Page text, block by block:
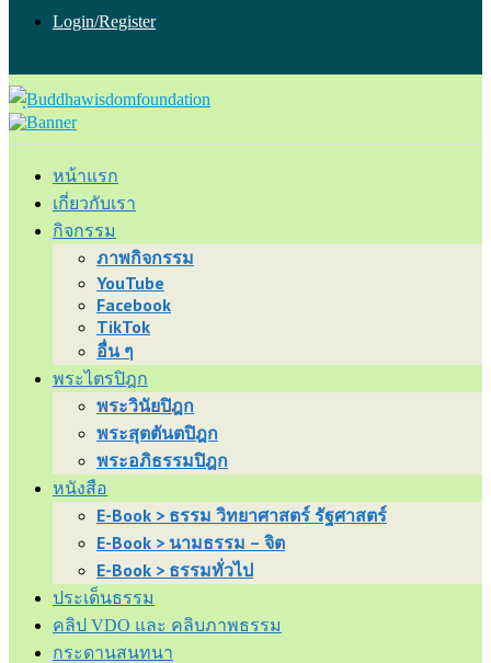
Login/Register
หน้าแรก
เกี่ยวกับเรา
กิจกรรม
ภาพกิจกรรม
YouTube
Facebook
TikTok
อื่น ๆ
พระไตรปิฎก
พระวินัยปิฎก
พระสุตตันตปิฎก
พระอภิธรรมปิฎก
หนังสือ
E-Book > ธรรม วิทยาศาสตร์ รัฐศาสตร์
E-Book > นามธรรม – จิต
E-Book > ธรรมทั่วไป
ประเด็นธรรม
คลิป VDO และ คลิบภาพธรรม
กระดานสนทนา